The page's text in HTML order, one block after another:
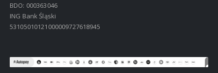
BDO: 000363046
ING Bank Śląski
53105010121000009727618945